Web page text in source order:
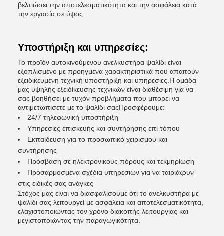
βελτιώσει την αποτελεσματικότητα και την ασφάλεια κατά
την εργασία σε ύψος.
Υποστήριξη και υπηρεσίες:
Το προϊόν αυτοκινούμενου ανελκυστήρα ψαλίδι είναι
εξοπλισμένο με προηγμένα χαρακτηριστικά που απαιτούν
εξειδικευμένη τεχνική υποστήριξη και υπηρεσίες.Η ομάδα
μας υψηλής εξειδίκευσης τεχνικών είναι διαθέσιμη για να
σας βοηθήσει με τυχόν προβλήματα που μπορεί να
αντιμετωπίσετε με το ψαλίδι σαςΠροσφέρουμε:
24/7 τηλεφωνική υποστήριξη
Υπηρεσίες επισκευής και συντήρησης επί τόπου
Εκπαίδευση για το προσωπικό χειρισμού και
συντήρησης
Πρόσβαση σε ηλεκτρονικούς πόρους και τεκμηρίωση
Προσαρμοσμένα σχέδια υπηρεσιών για να ταιριάζουν
στις ειδικές σας ανάγκες
Στόχος μας είναι να διασφαλίσουμε ότι το ανελκυστήρα με
ψαλίδι σας λειτουργεί με ασφάλεια και αποτελεσματικότητα,
ελαχιστοποιώντας τον χρόνο διακοπής λειτουργίας και
μεγιστοποιώντας την παραγωγικότητα.